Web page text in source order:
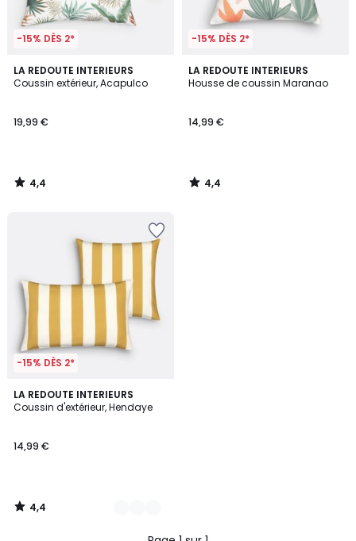
-15% DÈS 2*
LA REDOUTE INTERIEURS
Coussin extérieur, Acapulco
19,99 €
4,4
/ 5
4,4
/
-15% DÈS 2*
LA REDOUTE INTERIEURS
Housse de coussin Maranao
14,99 €
4,4
/ 5
4,4
/
-15% DÈS 2*
LA REDOUTE INTERIEURS
Coussin d'extérieur, Hendaye
14,99 €
4,4
/ 5
5
Couleurs
4,4
/